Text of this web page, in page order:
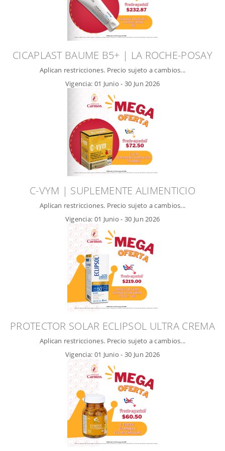
CICAPLAST BAUME B5+ | LA ROCHE-POSAY
Aplican restricciones. Precio sujeto a cambios...
Vigencia: 01 Junio - 30 Jun 2026
C-VYM | SUPLEMENTE ALIMENTICIO
Aplican restricciones. Precio sujeto a cambios...
Vigencia: 01 Junio - 30 Jun 2026
PROTECTOR SOLAR ECLIPSOL ULTRA CREMA
Aplican restricciones. Precio sujeto a cambios...
Vigencia: 01 Junio - 30 Jun 2026